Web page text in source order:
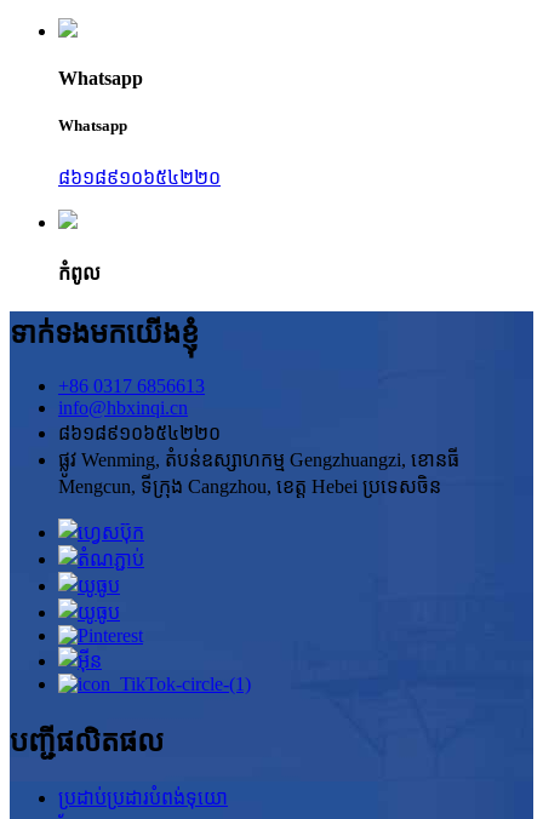
Whatsapp
Whatsapp
៨៦១៨៩១០៦៥៤២២០
កំពូល
ទាក់ទងមកយើងខ្ញុំ
+86 0317 6856613
info@hbxinqi.cn
៨៦១៨៩១០៦៥៤២២០
ផ្លូវ Wenming, តំបន់ឧស្សាហកម្ម Gengzhuangzi, ខោនធី
Mengcun, ទីក្រុង Cangzhou, ខេត្ត Hebei ប្រទេសចិន
បញ្ជីផលិតផល
ប្រដាប់ប្រដារបំពង់ទុយោ